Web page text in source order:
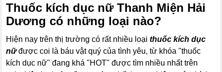
Thuốc kích dục nữ Thanh Miện Hải
Dương có những loại nào?
Hiện nay trên thị trường có rất nhiều loạithuốc kích dục
nữđược coi là báu vật quý của tình yêu, từ khóa "thuốc
kích dục nữ" đang khá "HOT" được tìm nhiều nhất trên